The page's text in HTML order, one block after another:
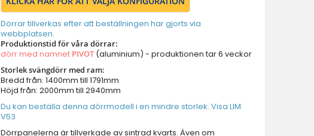
Dörrar med vänster panel
Dörrar med höger panel
Dörrar med överljus
Dörrar med höger sidoljus & överljus
Dörrar med vänster & höger sidoljus
Dörrar tillverkas efter att beställningen har gjorts via
webbplatsen.
Produktionstid för våra dörrar:
dörr med namnet PIVOT (aluminium) - produktionen tar 6 veckor
Storlek svängdörr med ram:
Bredd från: 1400mm till 1791mm
Höjd från: 2000mm till 2940mm
Du kan beställa denna dörrmodell i en mindre storlek. Visa LIM
V53
Dörrpanelerna är tillverkade av sintrad kvarts. Även om